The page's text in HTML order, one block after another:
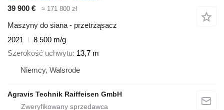
39 900 €
≈ 171 800 zł
Maszyny do siana - przetrząsacz
2021
8 500 m/g
Szerokość uchwytu 13,7 m
Niemcy, Walsrode
Agravis Technik Raiffeisen GmbH